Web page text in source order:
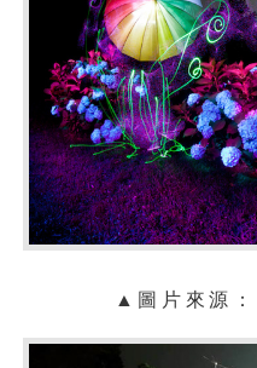
▲圖片來源：